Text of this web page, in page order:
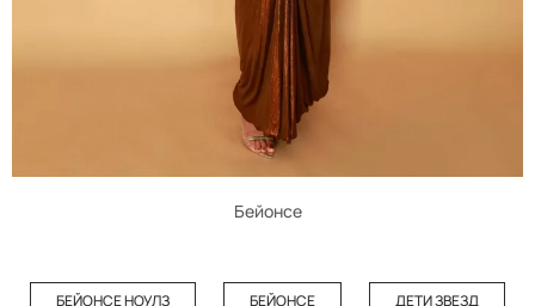
Бейонсе
БЕЙОНСЕ НОУЛЗ БЕЙОНСЕ ДЕТИ ЗВЕЗД